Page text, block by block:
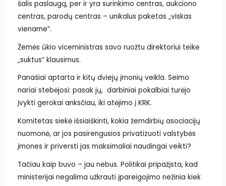
šalis paslaugą, per ir yra surinkimo centras, aukciono
centras, parodų centras – unikalus paketas „viskas
viename“.
Žemės ūkio viceministras savo ruožtu direktoriui teikė
„suktus“ klausimus.
Panašiai aptarta ir kitų dviejų įmonių veikla. Seimo
nariai stebėjosi: pasak jų, darbiniai pokalbiai turėjo
įvykti gerokai anksčiau, iki atėjimo į KRK.
Komitetas siekė išsiaiškinti, kokia žemdirbių asociacijų
nuomonė, ar jos pasirengusios privatizuoti valstybės
įmones ir priversti jas maksimaliai naudingai veikti?
Tačiau kaip buvo – jau nebus. Politikai pripažįsta, kad
ministerijai negalima užkrauti įpareigojimo nežinia kiek